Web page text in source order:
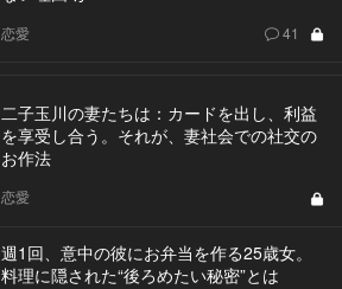
恋愛 41
二子玉川の妻たちは：カードを出し、利益
を享受し合う。それが、妻社会での社交の
お作法
恋愛
週1回、意中の彼にお弁当を作る25歳女。
料理に隠された“後ろめたい秘密”とは